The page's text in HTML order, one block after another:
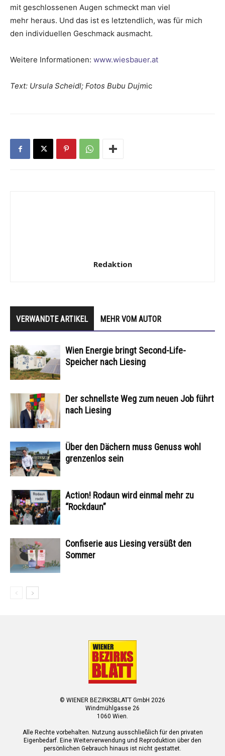
mit ­geschlossenen Augen schmeckt man viel
mehr heraus. Und das ist es ­letztendlich, was für mich
den indi­viduellen Geschmack ausmacht.
Weitere Informationen: www.wiesbauer.at
Text: Ursula Scheidl; Fotos Bubu Dujmic
Redaktion
VERWANDTE ARTIKEL MEHR VOM AUTOR
Wien Energie bringt Second-Life-
Speicher nach Liesing
Der schnellste Weg zum neuen Job führt
nach Liesing
Über den Dächern muss Genuss wohl
grenzenlos sein
Action! Rodaun wird einmal mehr zu
“Rockdaun”
Confiserie aus Liesing versüßt den
Sommer
© WIENER BEZIRKSBLATT GmbH 2026
Windmühlgasse 26
1060 Wien.
Alle Rechte vorbehalten. Nutzung ausschließlich für den privaten
Eigenbedarf. Eine Weiterverwendung und Reproduktion über den
persönlichen Gebrauch hinaus ist nicht gestattet.